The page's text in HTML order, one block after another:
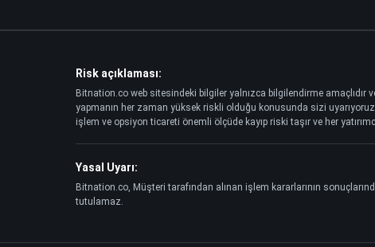
Risk açıklaması:
Bitnation.co web sitesindeki bilgiler yalnızca bilgilendirme amaçlıdır
yapmanın her zaman yüksek riskli olduğu konusunda sizi uyarıyoruz.
işlem ve opsiyon ticareti önemli ölçüde kayıp riski taşır ve her
Yasal Uyarı:
Bitnation.co, Müşteri tarafından alınan işlem kararlarının
tutulamaz.